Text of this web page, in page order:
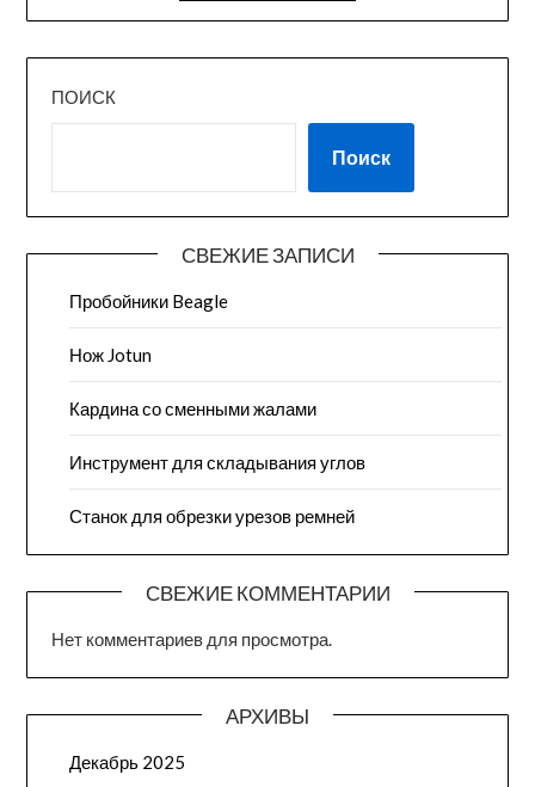
ПОИСК
Поиск
СВЕЖИЕ ЗАПИСИ
Пробойники Beagle
Нож Jotun
Кардина со сменными жалами
Инструмент для складывания углов
Станок для обрезки урезов ремней
СВЕЖИЕ КОММЕНТАРИИ
Нет комментариев для просмотра.
АРХИВЫ
Декабрь 2025